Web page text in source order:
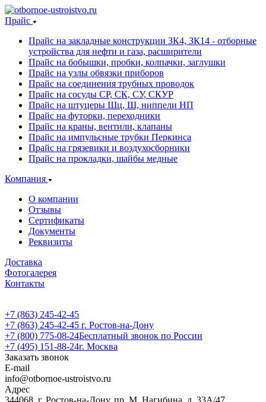
Прайс
Прайс на закладные конструкции ЗК4, ЗК14 - отборные
устройства для нефти и газа, расширители
Прайс на бобышки, пробки, колпачки, заглушки
Прайс на узлы обвязки приборов
Прайс на соединения трубных проводок
Прайс на сосуды СР, СК, СУ, СКУР
Прайс на штуцеры Шц, Ш, ниппели НП
Прайс на футорки, переходники
Прайс на краны, вентили, клапаны
Прайс на импульсные трубки Перкинса
Прайс на грязевики и воздухосборники
Прайс на прокладки, шайбы медные
Компания
О компании
Отзывы
Сертификаты
Документы
Реквизиты
Доставка
Фотогалерея
Контакты
+7 (863) 245-42-45
+7 (863) 245-42-45 г. Ростов-на-Дону
+7 (800) 775-08-24Бесплатный звонок по России
+7 (495) 151-88-24г. Москва
Заказать звонок
E-mail
info@otbornoe-ustroistvo.ru
Адрес
344068, г. Ростов-на-Дону, пр. М. Нагибина, д. 33А/47